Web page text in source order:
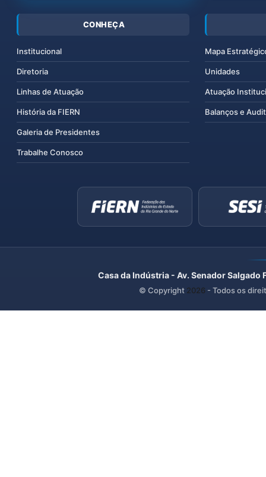
CONHEÇA
Institucional
Diretoria
Linhas de Atuação
História da FIERN
Galeria de Presidentes
Trabalhe Conosco
Mapa
Unidades
Atuação
Balanços e
Casa da Indústria - Av. Senador
© Copyright 2026 - Todos os